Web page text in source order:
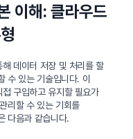
이해: 클라우드
데이터 저장 및 처리를 할
수 있는 기술입니다. 이
구입하고 유지할 필요가
리할 수 있는 기회를
다음과 같습니다.